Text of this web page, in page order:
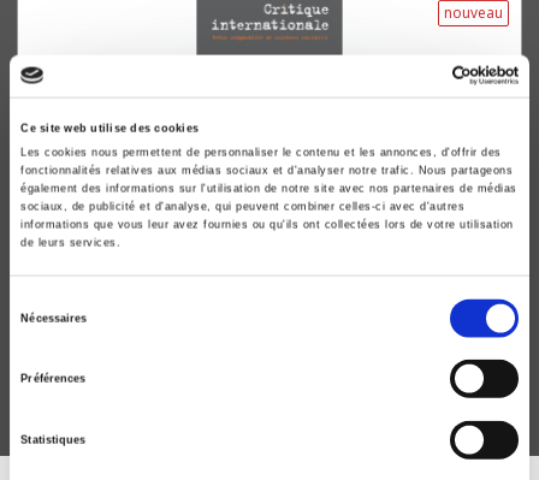
Ce site web utilise des cookies
Les cookies nous permettent de personnaliser le contenu et les annonces, d'offrir des
fonctionnalités relatives aux médias sociaux et d'analyser notre trafic. Nous partageons
également des informations sur l'utilisation de notre site avec nos partenaires de médias
sociaux, de publicité et d'analyse, qui peuvent combiner celles-ci avec d'autres
informations que vous leur avez fournies ou qu'ils ont collectées lors de votre utilisation
de leurs services.
Nécessaires
Préférences
Statistiques
nouveau
Critique internationale 111, avril-juin 2026
Professionnel·les de l'environnement aux Suds
Thibault Boughedada, Juliette Reflé